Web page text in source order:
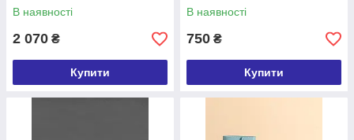
В наявності
2 070 ₴
Купити
В наявності
750 ₴
Купити